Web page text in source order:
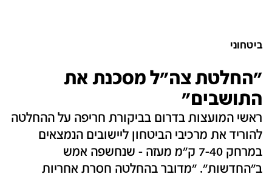
ביטחוני
"החלטת צה"ל מסכנת את
התושבים"
ראשי המועצות בדרום בביקורת חריפה על ההחלטה
להוריד את מרכיבי הביטחון ליישובים הנמצאים
במרחק 7-40 ק"מ מעזה - שנחשפה אמש
ב"החדשות". "מדובר בהחלטה חסרת אחריות